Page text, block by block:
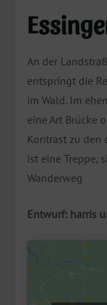
An der
entspringt die
im Wald. Im
eine Art Brücke
Kontrast zu den
ist eine Treppe,
Wanderweg
Entwurf: harris